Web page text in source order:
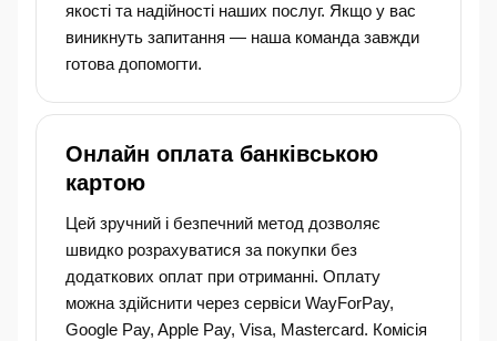
якості та надійності наших послуг. Якщо у вас
виникнуть запитання — наша команда завжди
готова допомогти.
Онлайн оплата банківською
картою
Цей зручний і безпечний метод дозволяє
швидко розрахуватися за покупки без
додаткових оплат при отриманні. Оплату
можна здійснити через сервіси WayForPay,
Google Pay, Apple Pay, Visa, Mastercard. Комісія